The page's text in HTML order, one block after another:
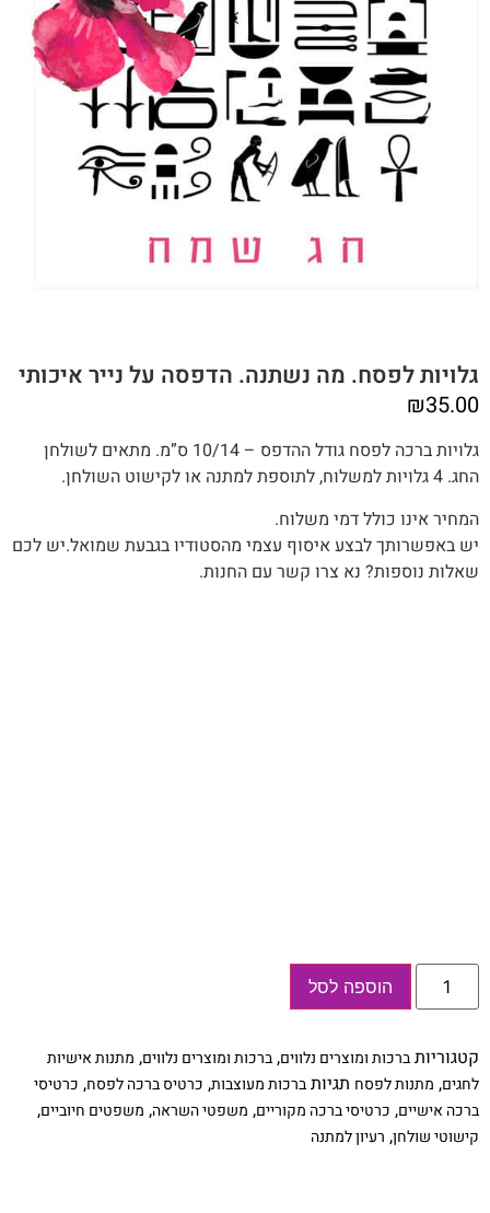
גלויות לפסח. מה נשתנה. הדפסה על נייר איכותי
₪35.00
גלויות ברכה לפסח גודל ההדפס – 10/14 ס”מ. מתאים לשולחן
החג. 4 גלויות למשלוח, לתוספת למתנה או לקישוט השולחן.
המחיר אינו כולל דמי משלוח.
יש באפשרותך לבצע איסוף עצמי מהסטודיו בגבעת שמואל.יש לכם
שאלות נוספות? נא צרו קשר עם החנות.
כמות
גלויות
נשתנה.
הדפסה
על
נייר
איכותי
הוספה לסל
קטגוריותברכות ומוצרים נלווים,ברכות ומוצרים נלווים,מתנות אישיות
לחגים,מתנות לפסח תגיותברכות מעוצבות,כרטיס ברכה לפסח,כרטיסי
ברכה אישיים,כרטיסי ברכה מקוריים,משפטי השראה,משפטים חיוביים,
קישוטי שולחן,רעיון למתנה